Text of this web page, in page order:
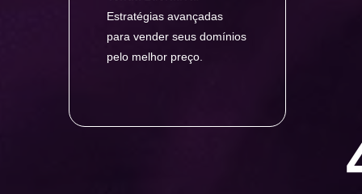
Estratégias avançadas
para vender seus domínios
pelo melhor preço.